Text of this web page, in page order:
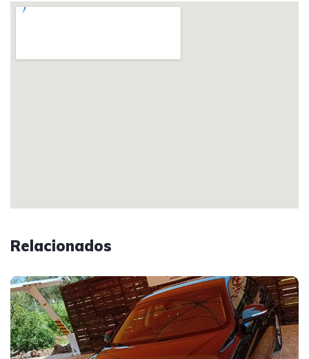
Relacionados